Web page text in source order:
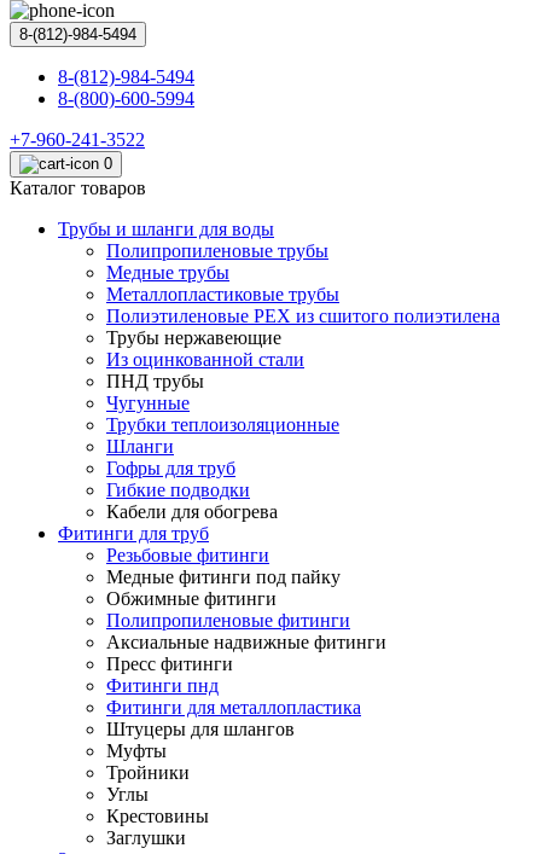
8-(812)-984-5494
8-(812)-984-5494
8-(800)-600-5994
+7-960-241-3522
0
Каталог товаров
Трубы и шланги для воды
Полипропиленовые трубы
Медные трубы
Металлопластиковые трубы
Полиэтиленовые PEX из сшитого полиэтилена
Трубы нержавеющие
Из оцинкованной стали
ПНД трубы
Чугунные
Трубки теплоизоляционные
Шланги
Гофры для труб
Гибкие подводки
Кабели для обогрева
Фитинги для труб
Резьбовые фитинги
Медные фитинги под пайку
Обжимные фитинги
Полипропиленовые фитинги
Аксиальные надвижные фитинги
Пресс фитинги
Фитинги пнд
Фитинги для металлопластика
Штуцеры для шлангов
Муфты
Тройники
Углы
Крестовины
Заглушки